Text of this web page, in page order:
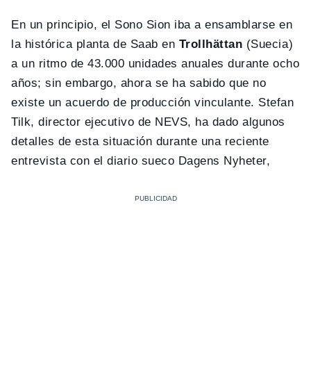
En un principio, el Sono Sion iba a ensamblarse en
la histórica planta de Saab en Trollhättan (Suecia)
a un ritmo de 43.000 unidades anuales durante ocho
años; sin embargo, ahora se ha sabido que no
existe un acuerdo de producción vinculante. Stefan
Tilk, director ejecutivo de NEVS, ha dado algunos
detalles de esta situación durante una reciente
entrevista con el diario sueco Dagens Nyheter,